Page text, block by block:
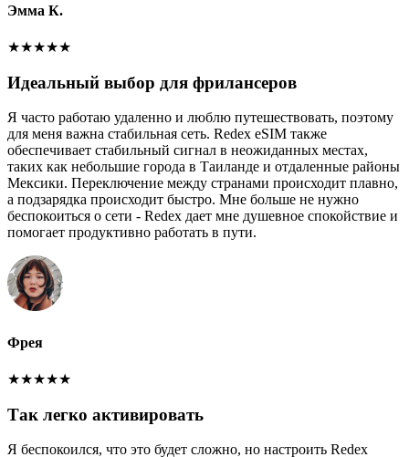
Эмма К.
★★★★★
Идеальный выбор для фрилансеров
Я часто работаю удаленно и люблю путешествовать, поэтому
для меня важна стабильная сеть. Redex eSIM также
обеспечивает стабильный сигнал в неожиданных местах,
таких как небольшие города в Таиланде и отдаленные районы
Мексики. Переключение между странами происходит плавно,
а подзарядка происходит быстро. Мне больше не нужно
беспокоиться о сети - Redex дает мне душевное спокойствие и
помогает продуктивно работать в пути.
Фрея
★★★★★
Так легко активировать
Я беспокоился, что это будет сложно, но настроить Redex